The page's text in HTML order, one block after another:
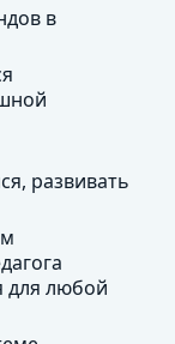
в
развивать
для любой